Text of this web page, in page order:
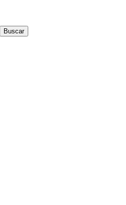
Buscar